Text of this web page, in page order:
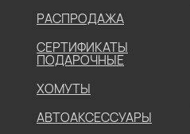
РАСПРОДАЖА
СЕРТИФИКАТЫ
ПОДАРОЧНЫЕ
ХОМУТЫ
АВТОАКСЕССУАРЫ